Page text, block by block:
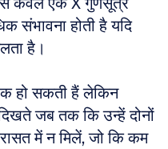
संभावना होती है यदि
है।
हो सकती हैं लेकिन
जब तक कि उन्हें दोनों
में न मिलें, जो कि कम